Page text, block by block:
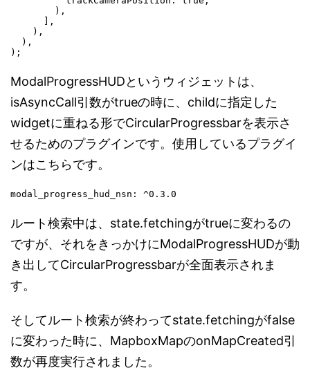
        ),
      ],
    ),
  ),
);
ModalProgressHUDというウィジェットは、
isAsyncCall引数がtrueの時に、childに指定した
widgetに重ねる形でCircularProgressbarを表示さ
せるためのプラグインです。使用しているプラグイ
ンはこちらです。
modal_progress_hud_nsn: ^0.3.0
ルート検索中は、state.fetchingがtrueに変わるの
ですが、それをきっかけにModalProgressHUDが動
き出してCircularProgressbarが全面表示されま
す。
そしてルート検索が終わってstate.fetchingがfalse
に変わった時に、MapboxMapのonMapCreated引
数が再度実行されました。